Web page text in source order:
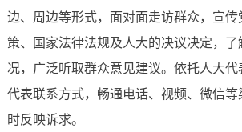
边、周边等形式，面对面走访群众，宣
策、国家法律法规及人大的决议决定，
况，广泛听取群众意见建议。依托人大
代表联系方式，畅通电话、视频、微信等
时反映诉求。